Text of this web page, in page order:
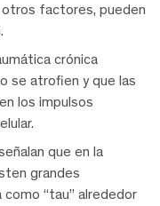
factores, pueden
crónica
se atrofien y que las
los impulsos
que en la
grandes
“tau” alrededor